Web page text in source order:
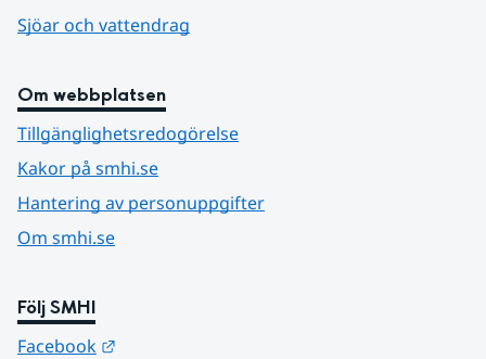
Sjöar och vattendrag
Om webbplatsen
Tillgänglighetsredogörelse
Kakor på smhi.se
Hantering av personuppgifter
Om smhi.se
Följ SMHI
Facebook